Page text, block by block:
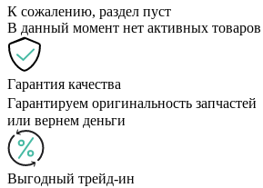
К сожалению, раздел пуст
В данный момент нет активных товаров
Гарантия качества
Гарантируем оригинальность запчастей
или вернем деньги
Выгодный трейд-ин